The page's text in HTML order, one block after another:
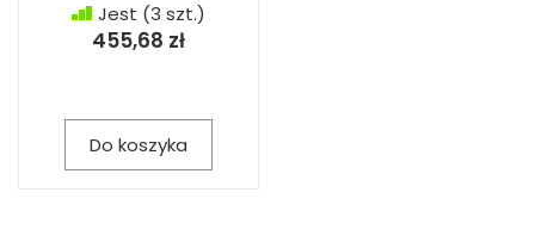
Jest (3 szt.)
455,68 zł
Do koszyka